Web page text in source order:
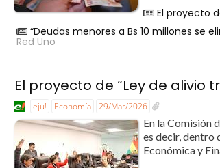
El proyecto
“Deudas menores a Bs 10 millones
Red Uno
El proyecto de “Ley de alivio
eju! Economía 29/Mar/2026
En la Comisión
es decir, dentro
Económica y